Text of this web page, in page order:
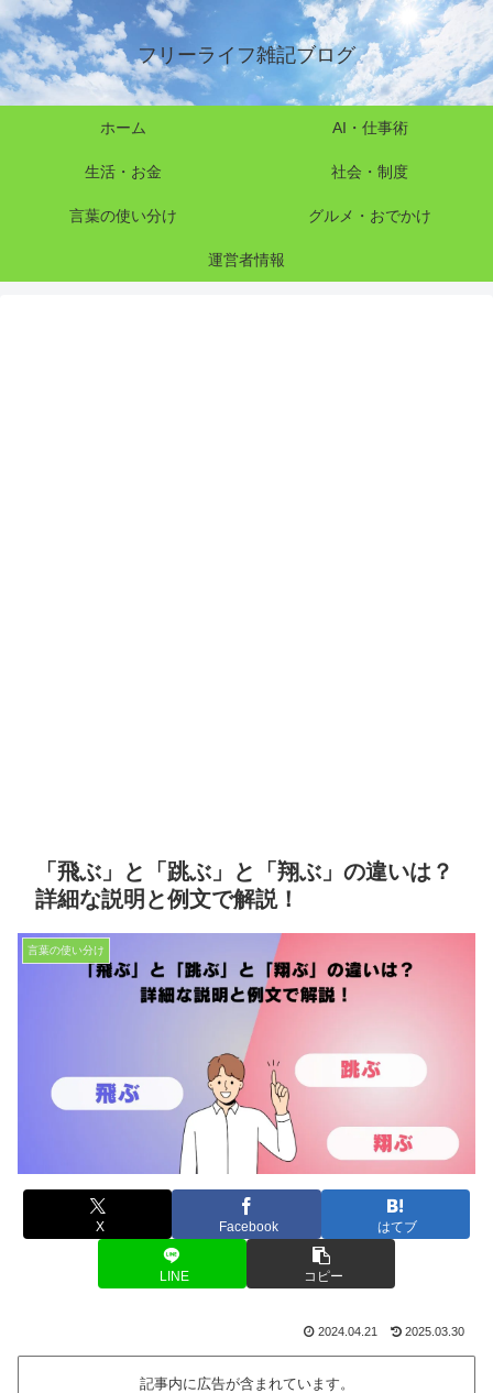
フリーライフ雑記ブログ
ホーム AI・仕事術
生活・お金 社会・制度
言葉の使い分け グルメ・おでかけ
運営者情報
「飛ぶ」と「跳ぶ」と「翔ぶ」の違いは？
詳細な説明と例文で解説！
言葉の使い分け
X Facebook はてブ
LINE コピー
2024.04.21 2025.03.30
記事内に広告が含まれています。